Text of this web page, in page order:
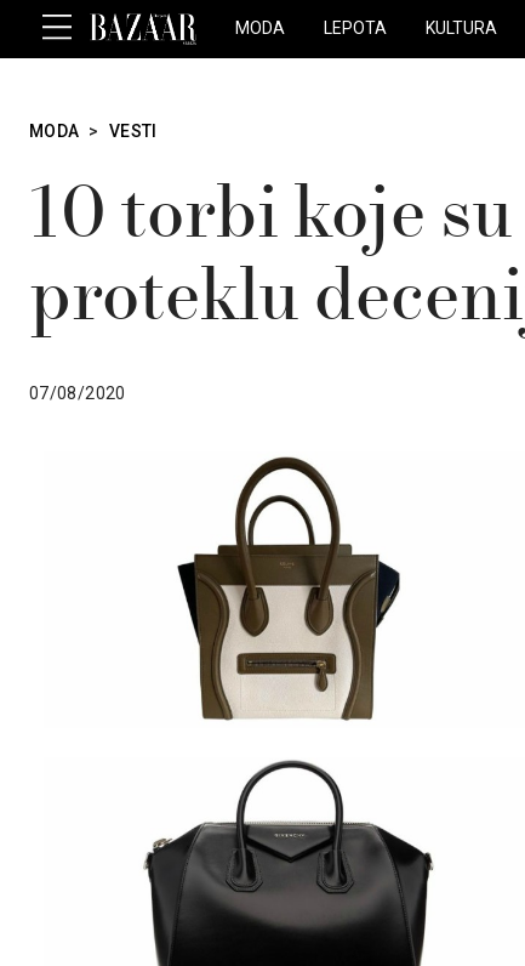
MODA LEPOTA KULTURA
MODA > VESTI
10 torbi koje
proteklu
07/08/2020